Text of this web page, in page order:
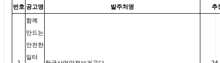
번호 공고명 발주처명 추
함께
만드는
안전한
일터